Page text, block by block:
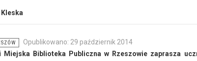
Opublikowano: 29 październik 2014
Miejska Biblioteka Publiczna w Rzeszowie zaprasza